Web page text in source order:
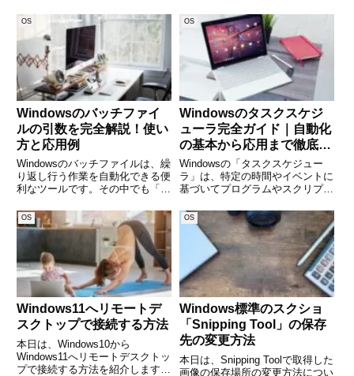
トップアイコンを配置し、ファイ
適用されているかを確認したい場
面は多く、特にIT管理者やシステ
ムエンジニアにとっては重要な作
業の一つです。そんなと
OS
Windowsのバッチファイ
ルの引数を完全解説！使い
方と応用例
Windowsのバッチファイルは、繰
り返し行う作業を自動化できる便
利なツールです。その中でも「引
で、より柔軟なスクリプトを作成
できます。しかし、「バッチファ
イルの引数とは何か？」「どのよ
うに使うのか？」と疑問に思
OS
Windowsのタスクスケジ
ューラ完全ガイド｜自動化
の基本から応用まで徹底解
説
Windowsの「タスクスケジュー
ラ」は、特定の時間やイベントに
基づいてプログラムやスクリプト
す。定期的なバックアップやメン
テナンス作業を自動化すること
で、業務効率を向上させることが
できます。しかし、「どのように
OS
Windows11へリモートデ
スクトップで接続する方法
本日は、Windows10から
Windows11へリモートデスクトッ
プで接続する方法を紹介します。
OS
Windows標準のスクショ
「Snipping Tool」の保存
先の変更方法
本日は、Snipping Toolで取得した
画像の保存場所の変更方法につい